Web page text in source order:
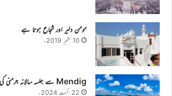
مومن دلیر اور شجاع ہوتا ہے
10 ستمبر 2019ء
Mendig سے جلسہ سالانہ جرمنی کی تیاری کی ایک رپورٹ
22 اگست 2024ء